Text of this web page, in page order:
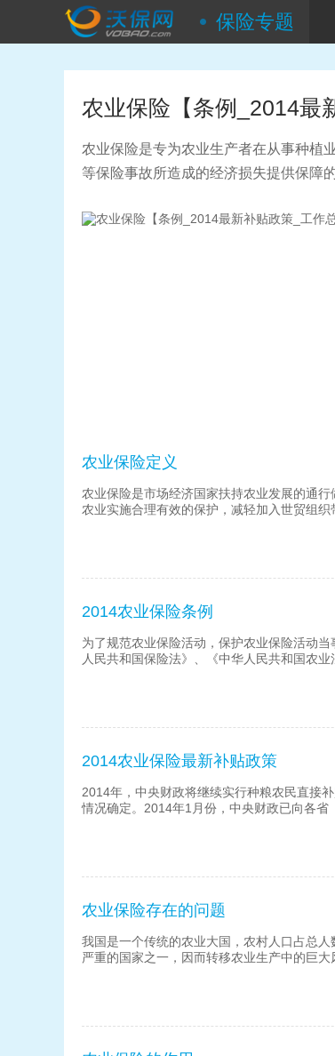
保险专题
农业保险【条例_2014最
农业保险是专为农业生产者在从事种植
等保险事故所造成的经济损失提供保障
农业保险定义
农业保险是市场经济国家扶持农业发展的通
农业实施合理有效的保护，减轻加入世贸组织
2014农业保险条例
为了规范农业保险活动，保护农业保险活动
人民共和国保险法》、《中华人民共和国农业
2014农业保险最新补贴政策
2014年，中央财政将继续实行种粮农民直接
情况确定。2014年1月份，中央财政已向各省
农业保险存在的问题
我国是一个传统的农业大国，农村人口占总
严重的国家之一，因而转移农业生产中的巨大